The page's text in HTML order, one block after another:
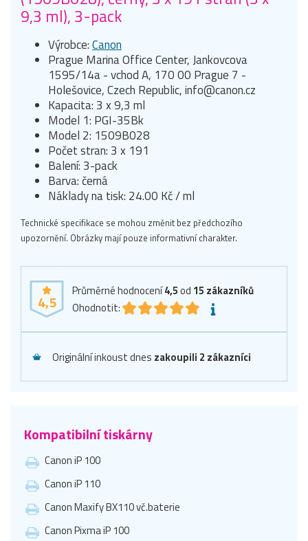
9,3 ml), 3-pack
Výrobce:Canon
Prague Marina Office Center, Jankovcova
1595/14a - vchod A, 170 00 Prague 7 -
Holešovice, Czech Republic, info@canon.cz
Kapacita: 3 x 9,3 ml
Model 1: PGI-35Bk
Model 2: 1509B028
Počet stran: 3 x 191
Balení: 3-pack
Barva: černá
Náklady na tisk: 24.00 Kč / ml
Technické specifikace se mohou změnit bez předchozího
upozornění. Obrázky mají pouze informativní charakter.
4,5
Průměrné hodnocení4,5od 15 zákazníků
Ohodnotit:
Originální inkoust dnes zakoupili 2 zákazníci
Kompatibilní tiskárny
Canon iP 100
Canon iP 110
Canon Maxify BX110 vč.baterie
Canon Pixma iP 100